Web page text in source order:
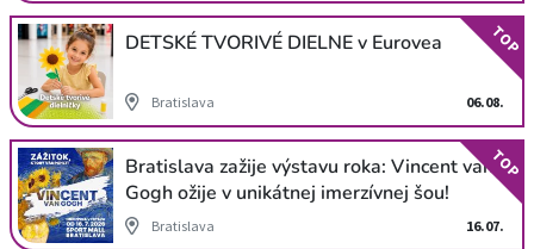
DETSKÉ TVORIVÉ DIELNE v Eurovea
Bratislava 06.08.
TOP
Bratislava zažije výstavu roka: Vincent van
Gogh ožije v unikátnej imerzívnej šou!
Bratislava 16.07.
TOP